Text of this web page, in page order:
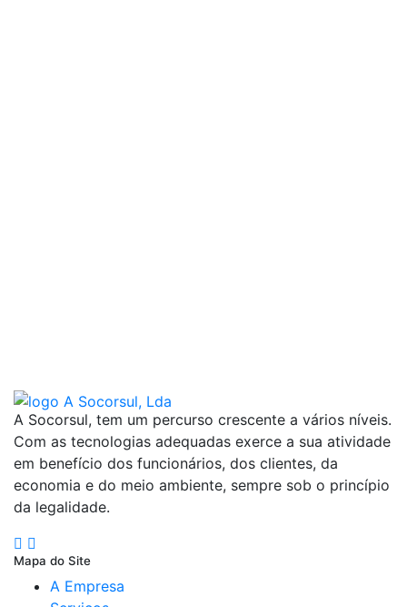
A Socorsul, tem um percurso crescente a vários níveis.
Com as tecnologias adequadas exerce a sua atividade
em benefício dos funcionários, dos clientes, da
economia e do meio ambiente, sempre sob o princípio
da legalidade.
Mapa do Site
A Empresa